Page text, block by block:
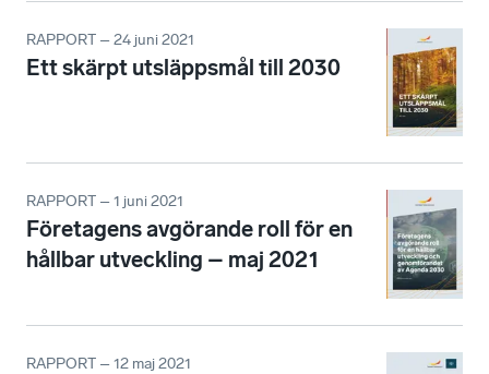
RAPPORT – 24 juni 2021
Ett skärpt utsläppsmål till 2030
RAPPORT – 1 juni 2021
Företagens avgörande roll för en
hållbar utveckling – maj 2021
RAPPORT – 12 maj 2021